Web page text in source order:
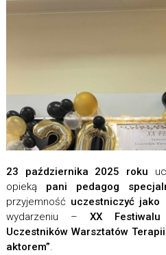
23 października 2025 roku
opieką pani pedagog
przyjemność uczestniczyć jako
wydarzeniu – XX
Uczestników Warsztatów
aktorem”.